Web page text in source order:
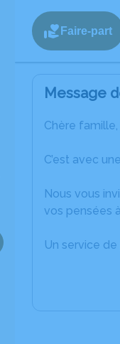
Faire-part
Message
Chère famille,
C’est avec
Nous vous
vos pensées
Un service